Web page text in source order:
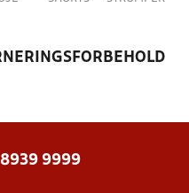
8939 9999